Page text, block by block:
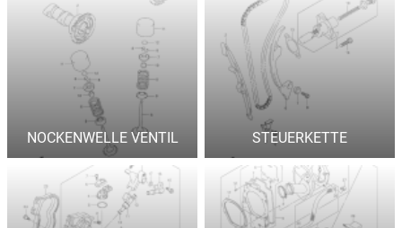
NOCKENWELLE VENTIL STEUERKETTE